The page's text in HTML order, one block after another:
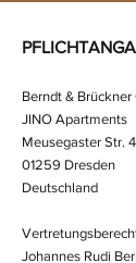
Berndt & Brückner
JINO Apartments
Meusegaster Str.
01259 Dresden
Deutschland
Johannes Rudi